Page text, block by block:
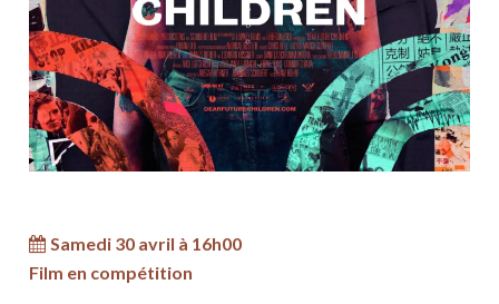
Samedi 30 avril à 16h00
Film en compétition